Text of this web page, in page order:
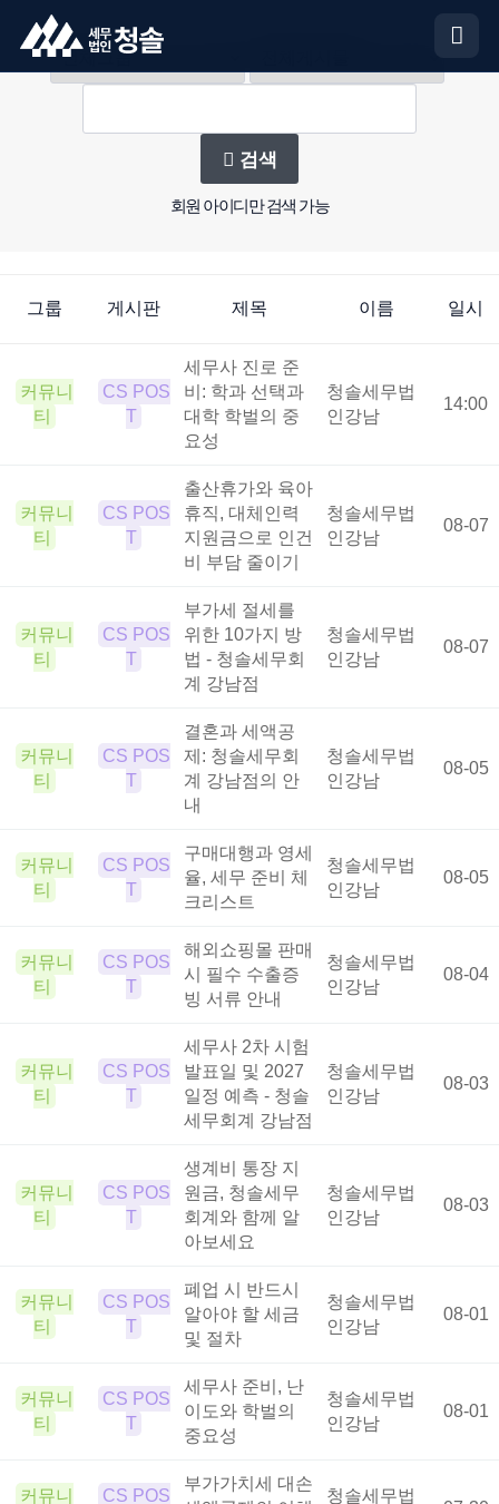
검색
회원 아이디만 검색 가능
그룹 게시판 제목 이름 일시
커뮤니
티
CS POS
T
세무사 진로 준
비: 학과 선택과
대학 학벌의 중
요성
청솔세무법
인강남
14:00
커뮤니
티
CS POS
T
출산휴가와 육아
휴직, 대체인력
지원금으로 인건
비 부담 줄이기
청솔세무법
인강남
08-07
커뮤니
티
CS POS
T
부가세 절세를
위한 10가지 방
법 - 청솔세무회
계 강남점
청솔세무법
인강남
08-07
커뮤니
티
CS POS
T
결혼과 세액공
제: 청솔세무회
계 강남점의 안
내
청솔세무법
인강남
08-05
커뮤니
티
CS POS
T
구매대행과 영세
율, 세무 준비 체
크리스트
청솔세무법
인강남
08-05
커뮤니
티
CS POS
T
해외쇼핑몰 판매
시 필수 수출증
빙 서류 안내
청솔세무법
인강남
08-04
커뮤니
티
CS POS
T
세무사 2차 시험
발표일 및 2027
일정 예측 - 청솔
세무회계 강남점
청솔세무법
인강남
08-03
커뮤니
티
CS POS
T
생계비 통장 지
원금, 청솔세무
회계와 함께 알
아보세요
청솔세무법
인강남
08-03
커뮤니
티
CS POS
T
폐업 시 반드시
알아야 할 세금
및 절차
청솔세무법
인강남
08-01
커뮤니
티
CS POS
T
세무사 준비, 난
이도와 학벌의
중요성
청솔세무법
인강남
08-01
커뮤니
CS POS
부가가치세 대손
청솔세무법